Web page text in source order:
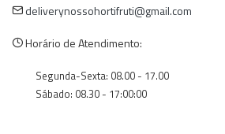
deliverynossohortifruti@gmail.com
Horário de Atendimento:
Segunda-Sexta: 08.00 - 17.00
Sábado: 08.30 - 17:00:00